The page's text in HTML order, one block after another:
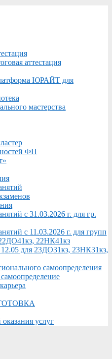
аттестация
ЮРАЙТ для
мастерства
ФП
с 31.03.2026 г. для гр.
с 11.03.2026 г. для групп
22НК41кз
12.05 для 23ДО31кз, 23НК31кз,
самоопределения
услуг